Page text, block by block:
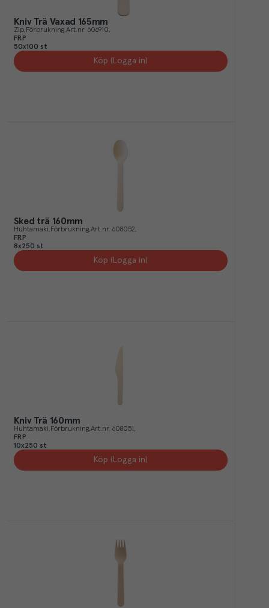
Kniv Trä Vaxad 165mm
Zip Förbrukning Art.nr. 606910
FRP
50x100 st
Köp (Logga in)
Sked trä 160mm
Huhtamaki Förbrukning Art.nr. 608052
FRP
8x250 st
Köp (Logga in)
Kniv Trä 160mm
Huhtamaki Förbrukning Art.nr. 608051
FRP
10x250 st
Köp (Logga in)